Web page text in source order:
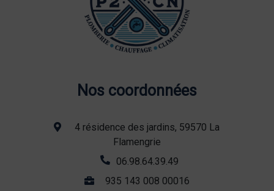
Nos coordonnées
4 résidence des jardins, 59570 La
Flamengrie
06.98.64.39.49
935 143 008 00016